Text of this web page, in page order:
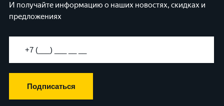
И получайте информацию о наших новостях, скидках и
предложениях
Подписаться